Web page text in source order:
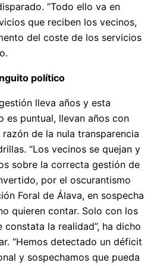
“Todo ello va en
que reciben los vecinos,
del coste de los servicios
político
lleva años y esta
es puntual, llevan años con
de la nula transparencia
“Los vecinos se quejan y
sobre la correcta gestión de
por el oscurantismo
Foral de Álava, en sospecha
quieren contar. Solo con los
la realidad”, ha dicho
“Hemos detectado un déficit
y sospechamos que pueda